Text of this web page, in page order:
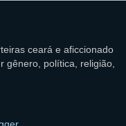
ceará e aficcionado
gênero, política, religião,